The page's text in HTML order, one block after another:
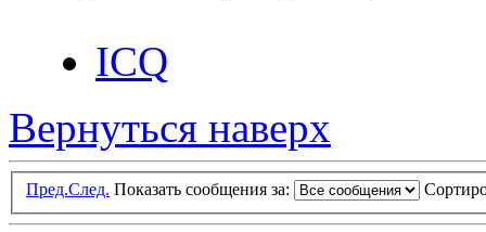
ICQ
Вернуться наверх
Пред.След. Показать сообщения за: